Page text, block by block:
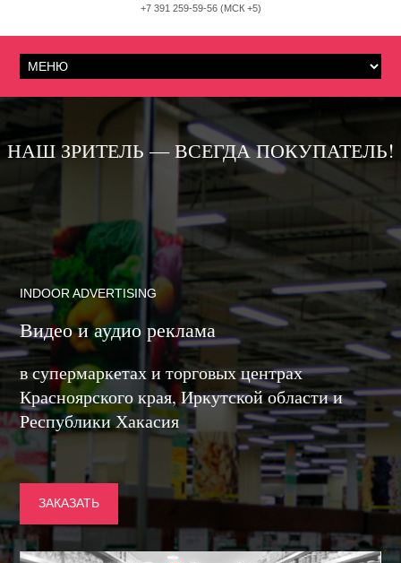
+7 391 259-59-56 (МСК +5)
НАШ ЗРИТЕЛЬ — ВСЕГДА ПОКУПАТЕЛЬ!
INDOOR ADVERTISING
Видео и аудио реклама
в супермаркетах и торговых центрах
Красноярского края, Иркутской области и
Республики Хакасия
ЗАКАЗАТЬ